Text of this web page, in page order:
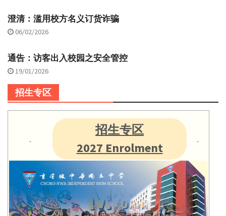
澄清：滥用校方名义订货诈骗
06/02/2026
通告：访客出入校园之安全管控
19/01/2026
招生专区
招生专区
2027 Enrolment